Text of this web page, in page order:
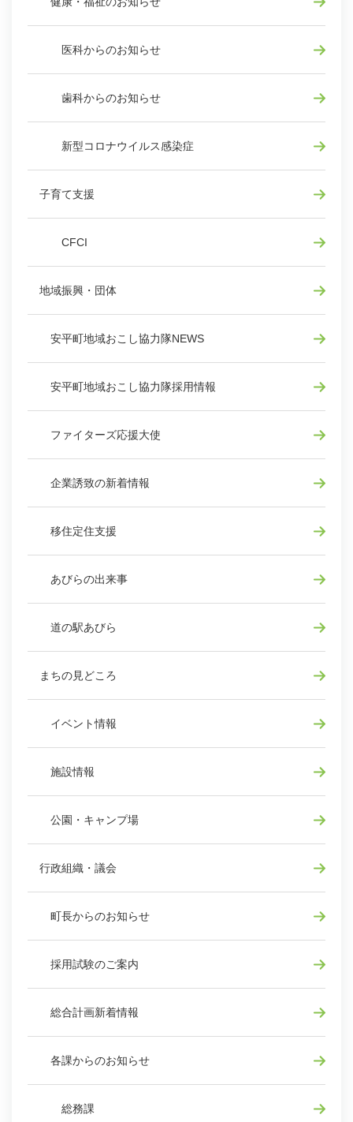
医科からのお知らせ
歯科からのお知らせ
新型コロナウイルス感染症
子育て支援
CFCI
地域振興・団体
安平町地域おこし協力隊NEWS
安平町地域おこし協力隊採用情報
ファイターズ応援大使
企業誘致の新着情報
移住定住支援
あびらの出来事
道の駅あびら
まちの見どころ
イベント情報
施設情報
公園・キャンプ場
行政組織・議会
町長からのお知らせ
採用試験のご案内
総合計画新着情報
各課からのお知らせ
総務課